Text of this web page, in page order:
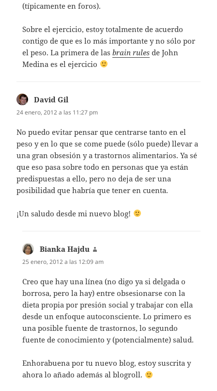
(típicamente en foros).
Sobre el ejercicio, estoy totalmente de acuerdo
contigo de que es lo más importante y no sólo por
el peso. La primera de lasbrain rules de John
Medina es el ejercicio
David Gil
24 enero, 2012 a las 11:27 pm
No puedo evitar pensar que centrarse tanto en el
peso y en lo que se come puede (sólo puede) llevar a
una gran obsesión y a trastornos alimentarios. Ya sé
que eso pasa sobre todo en personas que ya están
predispuestas a ello, pero no deja de ser una
posibilidad que habría que tener en cuenta.
¡Un saludo desde mi nuevo blog!
Bianka Hajdu
25 enero, 2012 a las 12:09 am
Creo que hay una línea (no digo ya si delgada o
borrosa, pero la hay) entre obsesionarse con la
dieta propia por presión social y trabajar con ella
desde un enfoque autoconsciente. Lo primero es
una posible fuente de trastornos, lo segundo
fuente de conocimiento y (potencialmente) salud.
Enhorabuena por tu nuevo blog, estoy suscrita y
ahora lo añado además al blogroll.